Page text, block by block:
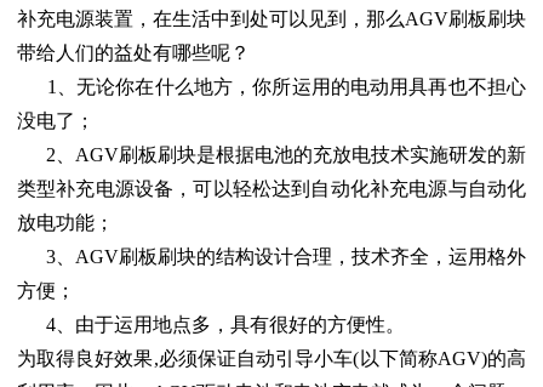
补充电源装置，在生活中到处可以见到，那么AGV刷板刷块
带给人们的益处有哪些呢？
1、无论你在什么地方，你所运用的电动用具再也不担心
没电了；
2、AGV刷板刷块是根据电池的充放电技术实施研发的新
类型补充电源设备，可以轻松达到自动化补充电源与自动化
放电功能；
3、AGV刷板刷块的结构设计合理，技术齐全，运用格外
方便；
4、由于运用地点多，具有很好的方便性。
为取得良好效果,必须保证自动引导小车(以下简称AGV)的高